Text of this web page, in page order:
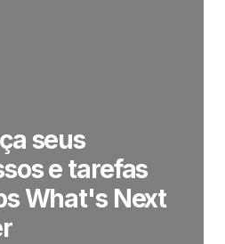
seus
e tarefas
What's Next